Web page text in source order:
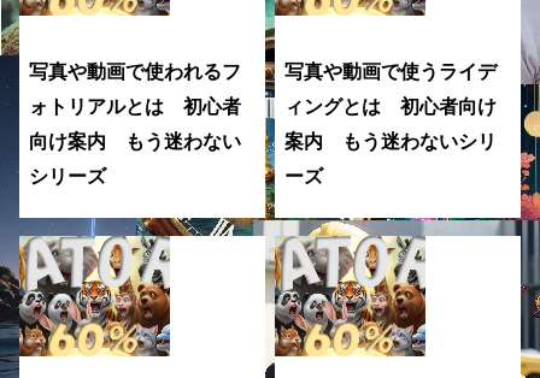
写真や動画で使われるフ
ォトリアルとは 初心者
向け案内 もう迷わない
シリーズ
写真や動画で使うライデ
ィングとは 初心者向け
案内 もう迷わないシリ
ーズ